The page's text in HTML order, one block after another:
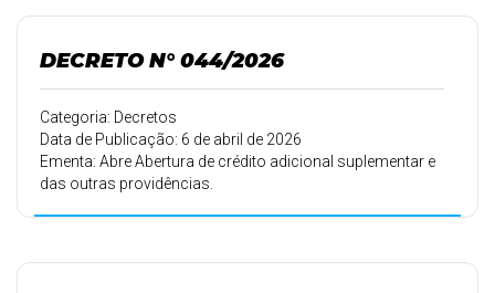
DECRETO N° 044/2026
Categoria: Decretos
Data de Publicação: 6 de abril de 2026
Ementa: Abre Abertura de crédito adicional suplementar e
das outras providências.